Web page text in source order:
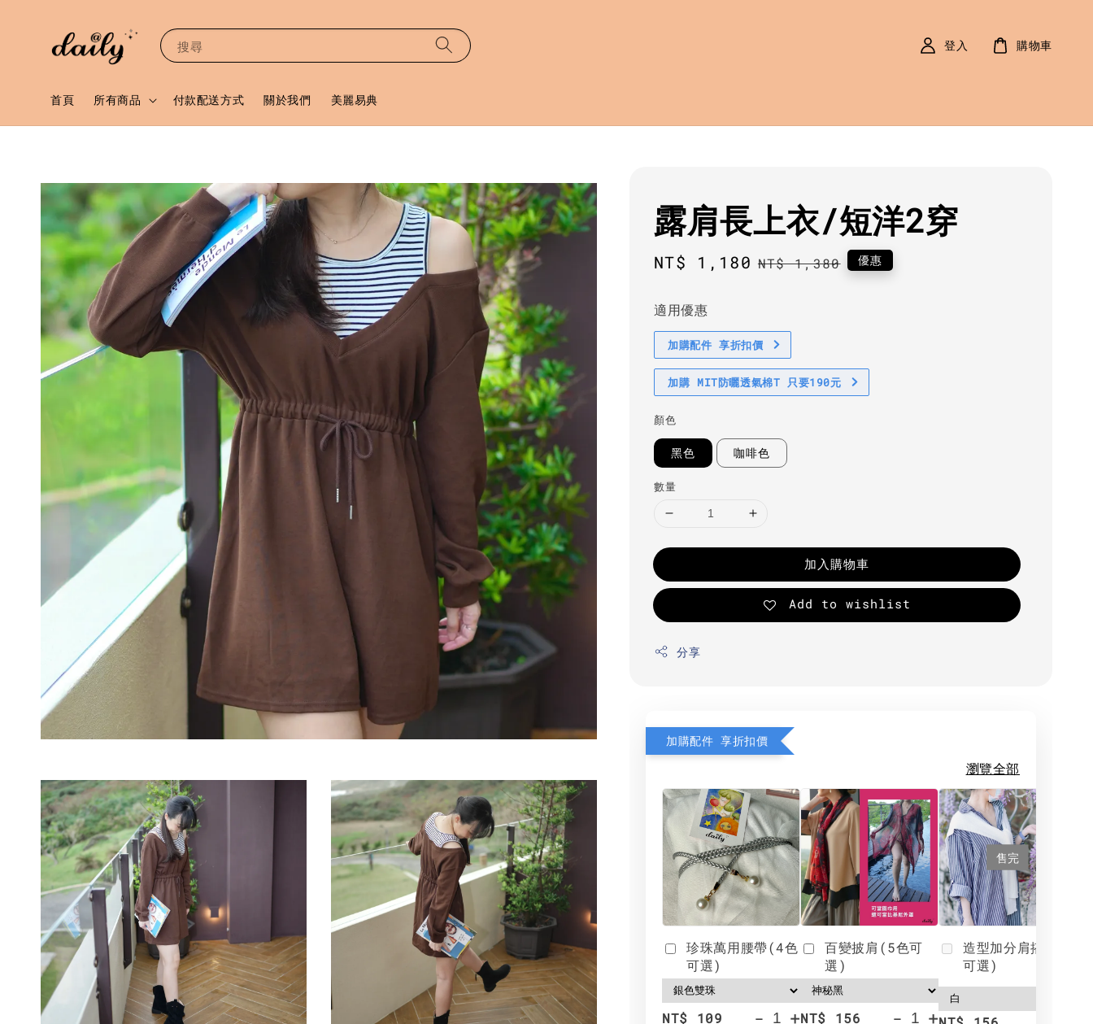
搜尋
首頁 所有商品 付款配送方式 關於我們 美麗易典
登入 購物車
露肩長上衣/短洋2穿
Sale
NT$ 1,180 Regular
NT$ 1,380 優惠
適用優惠
加購配件 享折扣價
加購 MIT防曬透氣棉T 只要190元
顏色
黑色 咖啡色
數量
加入購物車
Add to wishlist
分享
加購配件 享折扣價
瀏覽全部
珍珠萬用腰帶(4色
可選)
NT$ 109
- +
百變披肩(5色可
選)
NT$ 156
- +
售完
造型加分肩搭(4色
可選)